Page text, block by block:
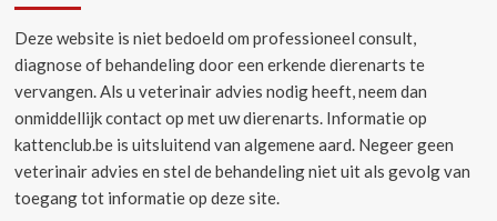
Deze website is niet bedoeld om professioneel consult,
diagnose of behandeling door een erkende dierenarts te
vervangen.Als u veterinair advies nodig heeft, neem dan
onmiddellijk contact op met uw dierenarts. Informatie op
kattenclub.be is uitsluitend van algemene aard. Negeer geen
veterinair advies en stel de behandeling niet uit als gevolg van
toegang tot informatie op deze site.